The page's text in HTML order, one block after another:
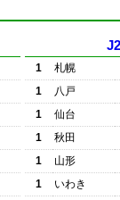
1
札幌
1
八戸
1
仙台
1
秋田
1
山形
1
いわき